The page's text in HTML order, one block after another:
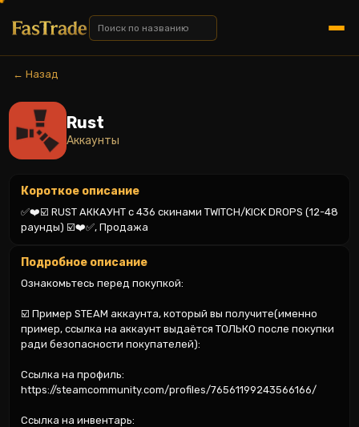
← Назад
Rust
Аккаунты
Короткое описание
✅❤️☑️ RUST АККАУНТ с 436 скинами TWITCH/KICK DROPS (12-48
раунды) ☑️❤️✅, Продажа
Подробное описание
Ознакомьтесь перед покупкой:
☑️ Пример STEAM аккаунта, который вы получите(именно
пример, ссылка на аккаунт выдаётся ТОЛЬКО после покупки
ради безопасности покупателей):
Ссылка на профиль:
https://steamcommunity.com/profiles/76561199243566166/
Ссылка на инвентарь: